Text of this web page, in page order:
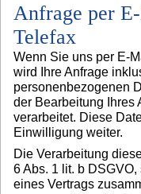
Anfrage per
Telefax
Wenn Sie uns per E-
wird Ihre Anfrage
personenbezogenen
der Bearbeitung Ihres
verarbeitet. Diese
Einwilligung weiter.
Die Verarbeitung
6 Abs. 1 lit. b
eines Vertrags